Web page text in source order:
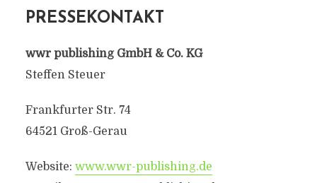
PRESSEKONTAKT
wwr publishing GmbH & Co. KG
Steffen Steuer
Frankfurter Str. 74
64521 Groß-Gerau
Website: www.wwr-publishing.de